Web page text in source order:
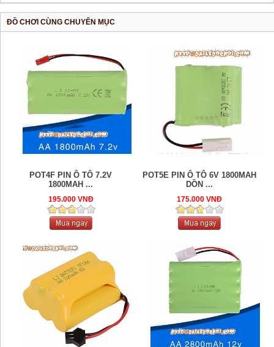
ĐỒ CHƠI CÙNG CHUYÊN MỤC
POT4F PIN Ô TÔ 7.2V
1800MAH ...
195.000 VNĐ
POT5E PIN Ô TÔ 6V 1800MAH
DỒN ...
175.000 VNĐ